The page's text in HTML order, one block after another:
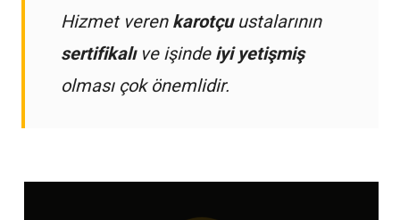
Hizmet veren karotçuustalarının
sertifikalıve işinde iyi yetişmiş
olması çok önemlidir.